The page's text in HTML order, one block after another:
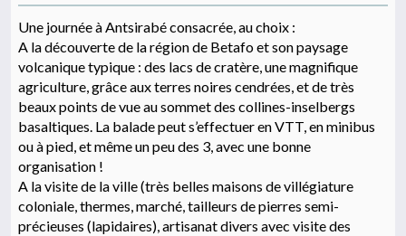
Une journée à Antsirabé consacrée, au choix :
A la découverte de la région de Betafo et son paysage
volcanique typique : des lacs de cratère, une magnifique
agriculture, grâce aux terres noires cendrées, et de très
beaux points de vue au sommet des collines-inselbergs
basaltiques. La balade peut s’effectuer en VTT, en minibus
ou à pied, et même un peu des 3, avec une bonne
organisation !
A la visite de la ville (très belles maisons de villégiature
coloniale, thermes, marché, tailleurs de pierres semi-
précieuses (lapidaires), artisanat divers avec visite des